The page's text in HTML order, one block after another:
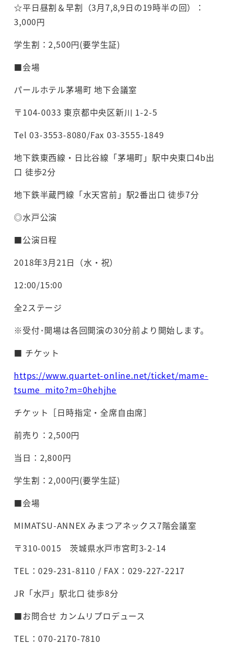
☆平日昼割＆早割（3月7,8,9日の19時半の回）：
3,000円
学生割：2,500円(要学生証)
■会場
パールホテル茅場町 地下会議室
〒104-0033 東京都中央区新川 1-2-5
Tel 03-3553-8080/Fax 03-3555-1849
地下鉄東西線・日比谷線「茅場町」駅中央東口4b出
口 徒歩2分
地下鉄半蔵門線「水天宮前」駅2番出口 徒歩7分
◎水戸公演
■公演日程
2018年3月21日（水・祝）
12:00/15:00
全2ステージ
※受付･開場は各回開演の30分前より開始します。
■ チケット
https://www.quartet-online.net/ticket/mame-
tsume_mito?m=0hehjhe
チケット［日時指定・全席自由席］
前売り：2,500円
当日：2,800円
学生割：2,000円(要学生証)
■会場
MIMATSU-ANNEX みまつアネックス7階会議室
〒310-0015 茨城県水戸市宮町3-2-14
TEL：029-231-8110 / FAX：029-227-2217
JR「水戸」駅北口 徒歩8分
■お問合せ カンムリプロデュース
TEL：070-2170-7810